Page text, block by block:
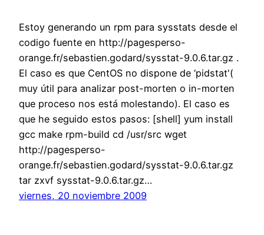
Estoy generando un rpm para sysstats desde el
codigo fuente en http://pagesperso-
orange.fr/sebastien.godard/sysstat-9.0.6.tar.gz .
El caso es que CentOS no dispone de ‘pidstat'(
muy útil para analizar post-morten o in-morten
que proceso nos está molestando). El caso es
que he seguido estos pasos: [shell] yum install
gcc make rpm-build cd /usr/src wget
http://pagesperso-
orange.fr/sebastien.godard/sysstat-9.0.6.tar.gz
tar zxvf sysstat-9.0.6.tar.gz…
viernes, 20 noviembre 2009